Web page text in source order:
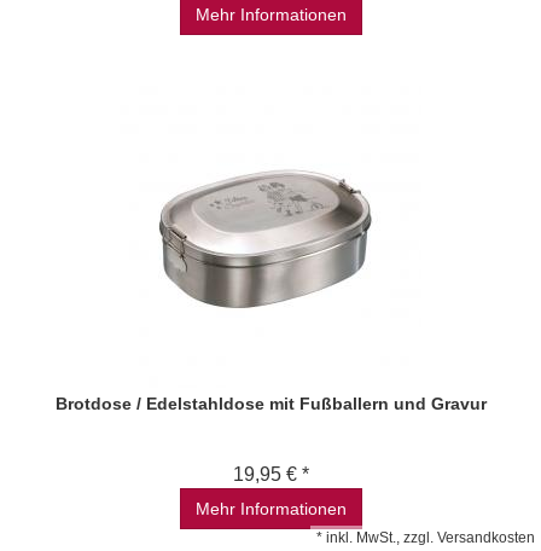
Mehr Informationen
Brotdose / Edelstahldose mit Fußballern und Gravur
19,95 € *
Mehr Informationen
* inkl. MwSt., zzgl. Versandkosten